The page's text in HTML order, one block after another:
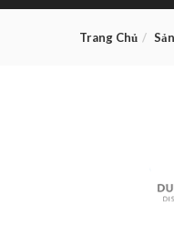
Trang Chủ